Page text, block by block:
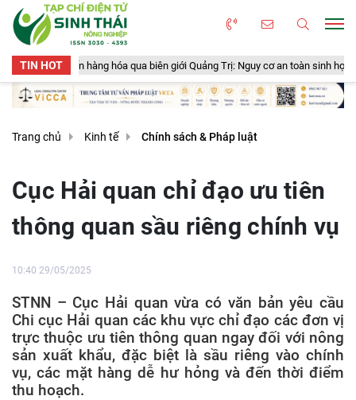
TIN HOT
qua biên giới Quảng Trị: Nguy cơ an toàn sinh học, an toàn thực phẩm từ
Trang chủ Kinh tế Chính sách & Pháp luật
Cục Hải quan chỉ đạo ưu tiên
thông quan sầu riêng chính vụ
10:40 29/05/2025
STNN – Cục Hải quan vừa có văn bản yêu cầu
Chi cục Hải quan các khu vực chỉ đạo các đơn vị
trực thuộc ưu tiên thông quan ngay đối với nông
sản xuất khẩu, đặc biệt là sầu riêng vào chính
vụ, các mặt hàng dễ hư hỏng và đến thời điểm
thu hoạch.